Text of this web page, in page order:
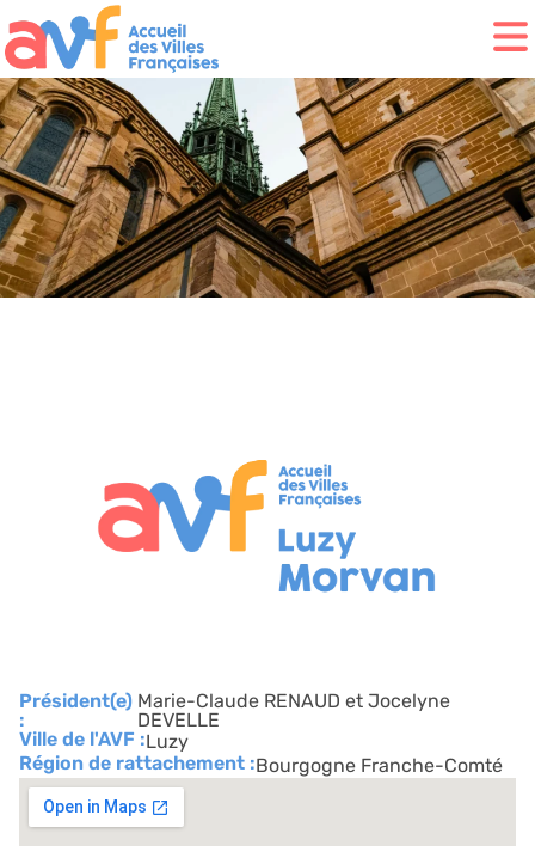
Président(e)
:
Marie-Claude RENAUD et Jocelyne
DEVELLE
Ville de l'AVF :Luzy
Région de rattachement :Bourgogne Franche-Comté